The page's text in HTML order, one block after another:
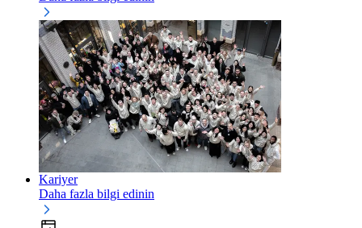
Kariyer
Daha fazla bilgi edinin